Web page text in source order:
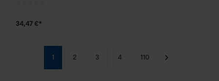
34,47 €*
1 2 3 4 110